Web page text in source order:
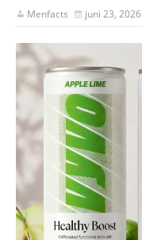
Menfacts juni 23, 2026